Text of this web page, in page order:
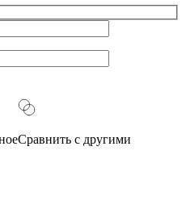
Сравнить с другими